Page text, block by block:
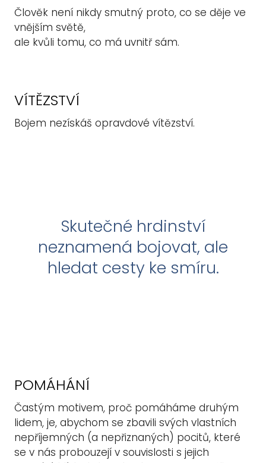
Člověk není nikdy smutný proto, co se děje ve
vnějším světě,
ale kvůli tomu, co má uvnitř sám.
VÍTĚZSTVÍ
Bojem nezískáš opravdové vítězství.
Skutečné hrdinství
neznamená bojovat, ale
hledat cesty ke smíru.
POMÁHÁNÍ
Častým motivem, proč pomáháme druhým
lidem, je, abychom se zbavili svých vlastních
nepříjemných (a nepřiznaných) pocitů, které
se v nás probouzejí v souvislosti s jejich